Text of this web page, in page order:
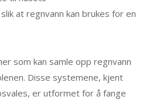
at regnvann kan brukes for en
som kan samle opp regnvann
Disse systemene, kjent
er utformet for å fange